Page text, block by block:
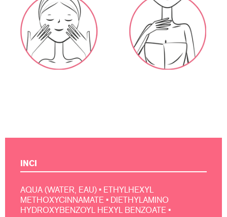
INCI
AQUA (WATER, EAU) • ETHYLHEXYL
METHOXYCINNAMATE • DIETHYLAMINO
HYDROXYBENZOYL HEXYL BENZOATE •